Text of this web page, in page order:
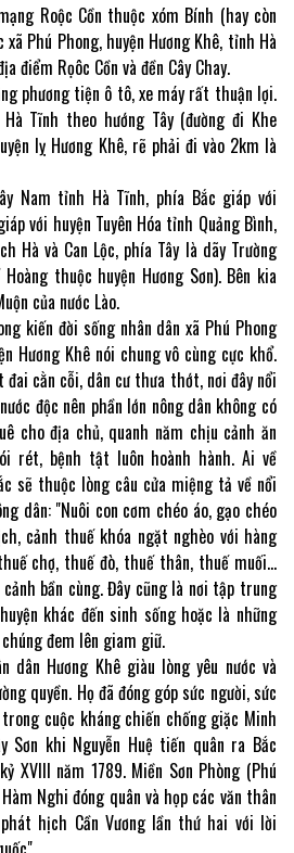
Roộc Cồn thuộc xóm Bính (hay còn
Phú Phong, huyện Hương Khê, tỉnh Hà
điểm Rọôc Cồn và đền Cây Chay.
phương tiện ô tô, xe máy rất thuận lợi.
Tĩnh theo hướng Tây (đường đi Khe
lỵ Hương Khê, rẽ phải đi vào 2km là
Nam tỉnh Hà Tĩnh, phía Bắc giáp với
với huyện Tuyên Hóa tỉnh Quảng Bình,
Hà và Can Lộc, phía Tây là dãy Trường
thuộc huyện Hương Sơn). Bên kia
của nước Lào.
kiến đời sống nhân dân xã Phú Phong
Hương Khê nói chung vô cùng cực khổ.
đai cằn cỗi, dân cư thưa thớt, nơi đây nổi
độc nên phần lớn nông dân không có
cho địa chủ, quanh năm chịu cảnh ăn
rét, bệnh tật luôn hoành hành. Ai về
sẽ thuộc lòng câu cửa miệng tả về nổi
dân: "Nuôi con cơm chéo áo, gạo chéo
cảnh thuế khóa ngặt nghèo với hàng
chợ, thuế đò, thuế thân, thuế muối…
bần cùng. Đây cũng là nơi tập trung
khác đến sinh sống hoặc là những
đem lên giam giữ.
dân Hương Khê giàu lòng yêu nước và
quyền. Họ đã đóng góp sức người, sức
cuộc kháng chiến chống giặc Minh
Sơn khi Nguyễn Huệ tiến quân ra Bắc
XVIII năm 1789. Miền Sơn Phòng (Phú
Nghi đóng quân và họp các văn thân
hịch Cần Vương lần thứ hai với lời